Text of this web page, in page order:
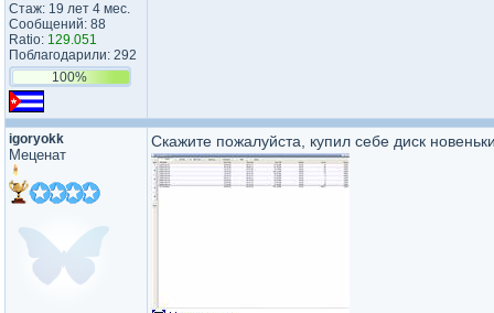
Стаж: 19 лет 4 мес.
Сообщений: 88
Ratio: 129.051
Поблагодарили: 292
100%
igoryokk
Меценат
Скажите пожалуйста, купил себе диск